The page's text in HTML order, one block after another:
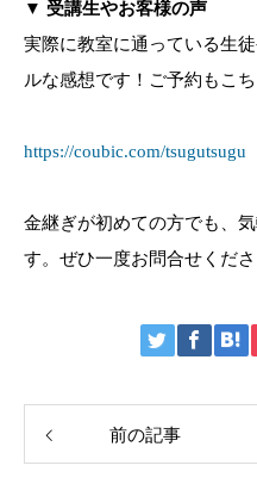
▼ 受講生やお客様の声
実際に教室に通っている生
ルな感想です！ご予約もこち
https://coubic.com/tsugutsugu
金継ぎが初めての方でも、
す。ぜひ一度お問合せくださ
前の記事